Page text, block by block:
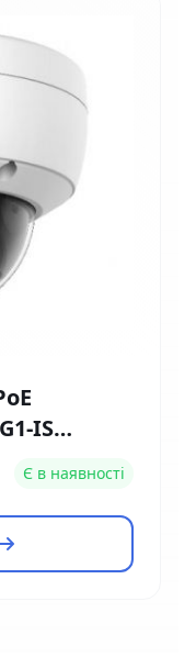
IS
Є в наявності